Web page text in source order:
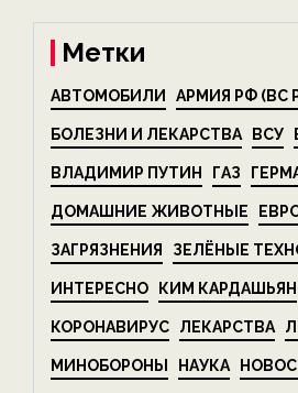
Метки
АВТОМОБИЛИ АРМИЯ РФ (ВС
БОЛЕЗНИ И ЛЕКАРСТВА ВСУ
ВЛАДИМИР ПУТИН ГАЗ
ДОМАШНИЕ ЖИВОТНЫЕ
ЗАГРЯЗНЕНИЯ ЗЕЛЁНЫЕ
ИНТЕРЕСНО КИМ КАРДАШЬЯН
КОРОНАВИРУС ЛЕКАРСТВА
МИНОБОРОНЫ НАУКА